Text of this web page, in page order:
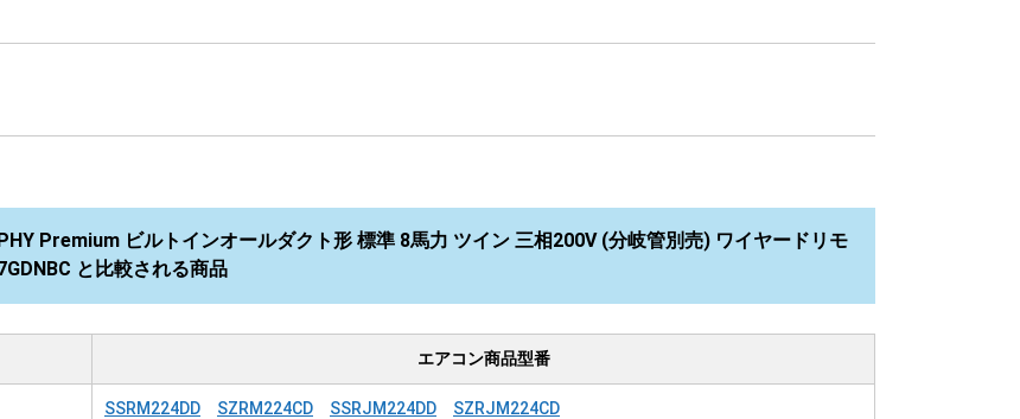
Premium ビルトインオールダクト形 標準 8馬力 ツイン 三相200V (分岐管別売) ワイヤードリモ
と比較される商品
エアコン商品型番
SSRM224DD SZRM224CD SSRJM224DD SZRJM224CD